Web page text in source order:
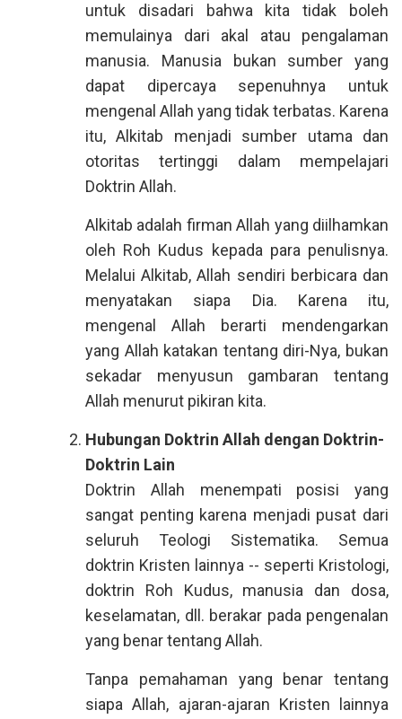
untuk disadari bahwa kita tidak boleh
memulainya dari akal atau pengalaman
manusia. Manusia bukan sumber yang
dapat dipercaya sepenuhnya untuk
mengenal Allah yang tidak terbatas. Karena
itu, Alkitab menjadi sumber utama dan
otoritas tertinggi dalam mempelajari
Doktrin Allah.
Alkitab adalah firman Allah yang diilhamkan
oleh Roh Kudus kepada para penulisnya.
Melalui Alkitab, Allah sendiri berbicara dan
menyatakan siapa Dia. Karena itu,
mengenal Allah berarti mendengarkan
yang Allah katakan tentang diri-Nya, bukan
sekadar menyusun gambaran tentang
Allah menurut pikiran kita.
Hubungan Doktrin Allah dengan Doktrin-
Doktrin Lain
Doktrin Allah menempati posisi yang
sangat penting karena menjadi pusat dari
seluruh Teologi Sistematika. Semua
doktrin Kristen lainnya -- seperti Kristologi,
doktrin Roh Kudus, manusia dan dosa,
keselamatan, dll. berakar pada pengenalan
yang benar tentang Allah.
Tanpa pemahaman yang benar tentang
siapa Allah, ajaran-ajaran Kristen lainnya